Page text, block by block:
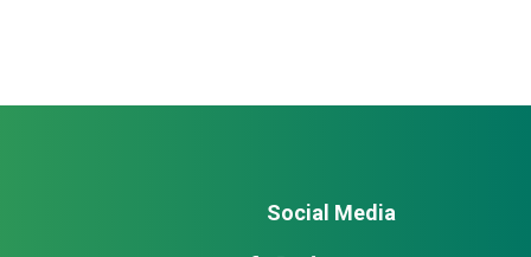
Social Media